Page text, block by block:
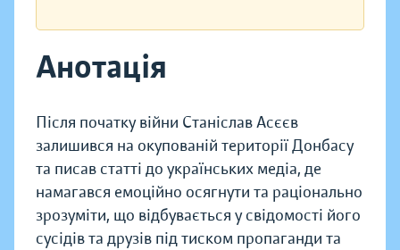
Анотація
Після початку війни Станіслав Асєєв
залишився на окупованій території Донбасу
та писав статті до українських медіа, де
намагався емоційно осягнути та раціонально
зрозуміти, що відбувається у свідомості його
сусідів та друзів під тиском пропаганди та